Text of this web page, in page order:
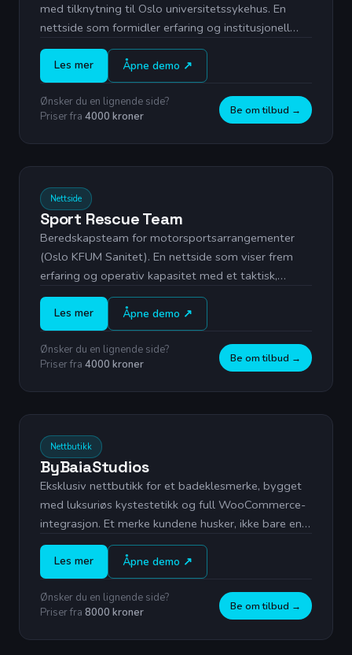
med tilknytning til Oslo universitetssykehus. En
nettside som formidler erfaring og institusjonell
tillit.
Les mer Åpne demo ↗
Ønsker du en lignende side?
Priser fra 4000 kroner Be om tilbud →
Nettside
Sport Rescue Team
Beredskapsteam for motorsportsarrangementer
(Oslo KFUM Sanitet). En nettside som viser frem
erfaring og operativ kapasitet med et taktisk,
profesjonelt uttrykk.
Les mer Åpne demo ↗
Ønsker du en lignende side?
Priser fra 4000 kroner Be om tilbud →
Nettbutikk
ByBaiaStudios
Eksklusiv nettbutikk for et badeklesmerke, bygget
med luksuriøs kystestetikk og full WooCommerce-
integrasjon. Et merke kundene husker, ikke bare en
produktliste.
Les mer Åpne demo ↗
Ønsker du en lignende side?
Priser fra 8000 kroner Be om tilbud →